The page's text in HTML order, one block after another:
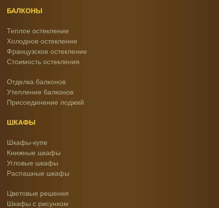
БАЛКОНЫ
Теплое остекление
Холодное остекление
Французское остекление
Стоимость остекления
Отделка балконов
Утепление балконов
Присоединение лоджий
ШКАФЫ
Шкафы-купе
Книжные шкафы
Угловые шкафы
Распашные шкафы
Цветовые решения
Шкафы с рисунком